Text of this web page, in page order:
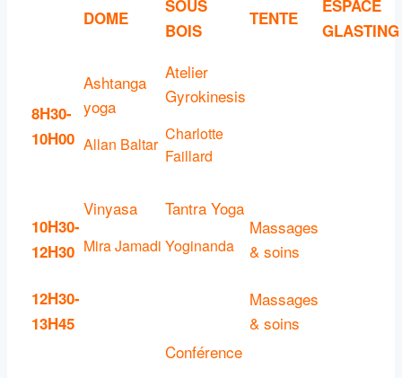
DOME
SOUS
BOIS
TENTE
ESPACE
GLASTING
8H30-
10H00
Ashtanga
yoga
Allan Baltar
Atelier
Gyrokinesis
Charlotte
Faillard
10H30-
12H30
Vinyasa
Mira Jamadi
Tantra Yoga
Yoginanda
Massages
& soins
12H30-
13H45
Massages
& soins
Conférence